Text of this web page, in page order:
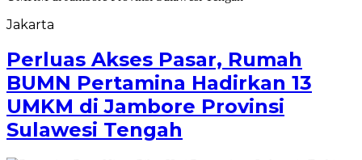
Jakarta
Perluas Akses Pasar, Rumah
BUMN Pertamina Hadirkan 13
UMKM di Jambore Provinsi
Sulawesi Tengah